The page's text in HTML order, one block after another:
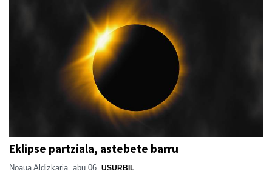
Eklipse partziala, astebete barru
Noaua Aldizkaria abu 06 USURBIL